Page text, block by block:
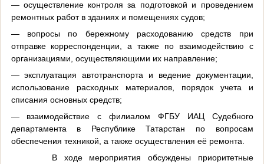
— осуществление контроля за подготовкой и проведением
ремонтных работ в зданиях и помещениях судов;
— вопросы по бережному расходованию средств при
отправке корреспонденции, а также по взаимодействию с
организациями, осуществляющими их направление;
— эксплуатация автотранспорта и ведение документации,
использование расходных материалов, порядок учета и
списания основных средств;
— взаимодействие с филиалом ФГБУ ИАЦ Судебного
департамента в Республике Татарстан по вопросам
обеспечения техникой, а также осуществления её ремонта.
В ходе мероприятия обсуждены приоритетные